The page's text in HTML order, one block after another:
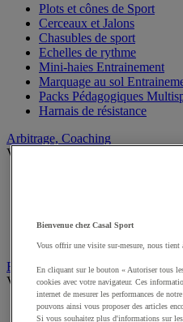
Plots et cônes de Sport
Cerceaux et Jalons
Chasubles de sport
Echelles de rythme
Mini-haies Entrainement
Marquage au sol
Packs Pédagogiques
Harnais de résistance
Arbitrage, Coaching
Voir tous les produits
Brassards de sport
Cartons, plaquettes et
Récompenses sportives
Voir tous les produits
Coupes et trophées sportifs
Bienvenue chez Casal Sport
Vous offrir une visite sur-mesure, nous tient
En cliquant sur le bouton « Autoriser tous
cookies avec votre navigateur. Ces
internet de mesurer les performances de
pouvons ainsi vous proposer des articles
Si vous souhaitez plus d'informations sur